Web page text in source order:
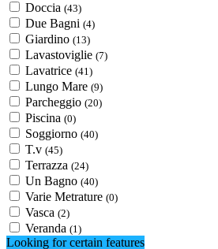
Doccia (43)
Due Bagni (4)
Giardino (13)
Lavastoviglie (7)
Lavatrice (41)
Lungo Mare (9)
Parcheggio (20)
Piscina (0)
Soggiorno (40)
T.v (45)
Terrazza (24)
Un Bagno (40)
Varie Metrature (0)
Vasca (2)
Veranda (1)
Looking for certain features